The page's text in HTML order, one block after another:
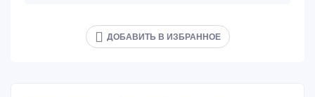
ДОБАВИТЬ В ИЗБРАННОЕ